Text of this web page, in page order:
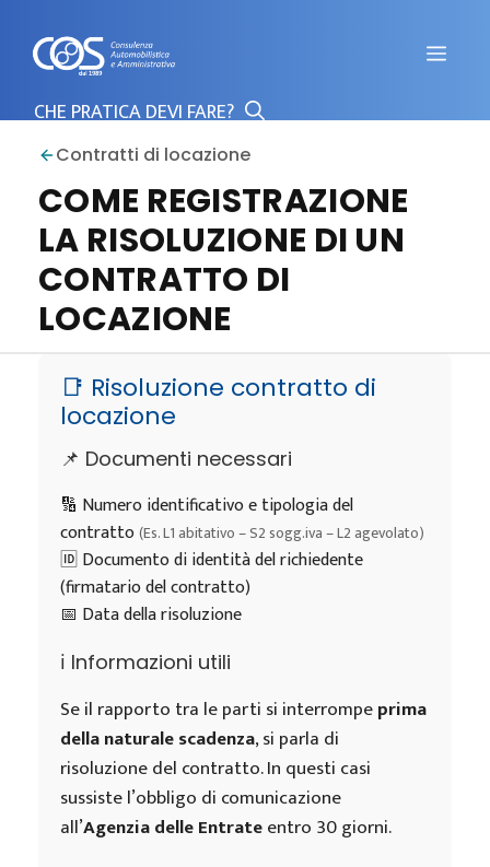
contenuto
Contratti di locazione
COME REGISTRAZIONE
LA RISOLUZIONE DI UN
CONTRATTO DI
LOCAZIONE
📑 Risoluzione contratto di
locazione
📌 Documenti necessari
🔢 Numero identificativo e tipologia del
contratto(Es. L1 abitativo – S2 sogg.iva – L2 agevolato)
🆔 Documento di identità del richiedente
(firmatario del contratto)
📅 Data della risoluzione
ℹ️ Informazioni utili
Se il rapporto tra le parti si interrompeprima
della naturale scadenza, si parla di
risoluzione del contratto. In questi casi
sussiste l’obbligo di comunicazione
all’Agenzia delle Entrateentro 30 giorni.